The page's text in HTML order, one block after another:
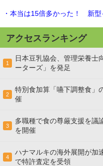
・本当は15倍多かった！ 新
アクセスランキング
1
日本豆乳協会、管理栄養士
ーターズ」を発足
2
特別食加算「嚥下調整食」
催
3
多職種で食の尊厳支援を議
を開催
4
ハナマルキの海外展開が加
で特許査定を受領